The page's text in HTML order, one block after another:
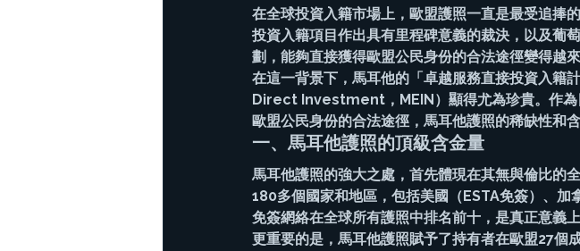
在全球投資入籍市場上，歐盟護照一直是最受追捧
投資入籍項目作出具有里程碑意義的裁決，以及葡
劃，能夠直接獲得歐盟公民身份的合法途徑變得越來
在這一背景下，馬耳他的「卓越服務直接投資
Direct Investment，MEIN）顯得尤為珍貴。作為
歐盟公民身份的合法途徑，馬耳他護照的稀缺性和
一、馬耳他護照的頂級含金量
馬耳他護照的強大之處，首先體現在其無與倫比的
180多個國家和地區，包括美國（ESTA免簽）、
免簽網絡在全球所有護照中排名前十，是真正意義上
更重要的是，馬耳他護照賦予了持有者在歐盟27個